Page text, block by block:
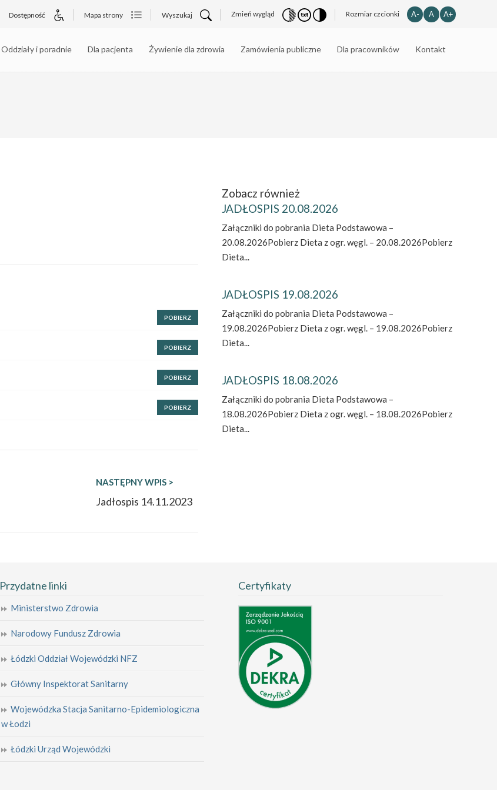
Dostępność Mapa strony Wyszukaj Zmień wygląd Rozmiar czcionki A- A A+
Oddziały i poradnie Dla pacjenta Żywienie dla zdrowia Zamówienia publiczne Dla pracowników Kontakt
POBIERZ
POBIERZ
POBIERZ
POBIERZ
NASTĘPNY WPIS >
Jadłospis 14.11.2023
Zobacz również
JADŁOSPIS 20.08.2026
Załączniki do pobrania Dieta Podstawowa –
20.08.2026Pobierz Dieta z ogr. węgl. – 20.08.2026Pobierz
Dieta...
JADŁOSPIS 19.08.2026
Załączniki do pobrania Dieta Podstawowa –
19.08.2026Pobierz Dieta z ogr. węgl. – 19.08.2026Pobierz
Dieta...
JADŁOSPIS 18.08.2026
Załączniki do pobrania Dieta Podstawowa –
18.08.2026Pobierz Dieta z ogr. węgl. – 18.08.2026Pobierz
Dieta...
Przydatne linki
Ministerstwo Zdrowia
Narodowy Fundusz Zdrowia
Łódzki Oddział Wojewódzki NFZ
Główny Inspektorat Sanitarny
Wojewódzka Stacja Sanitarno-Epidemiologiczna
w Łodzi
Łódzki Urząd Wojewódzki
Certyfikaty